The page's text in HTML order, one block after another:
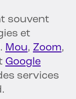
souvent
et
Mou, Zoom,
Google
services